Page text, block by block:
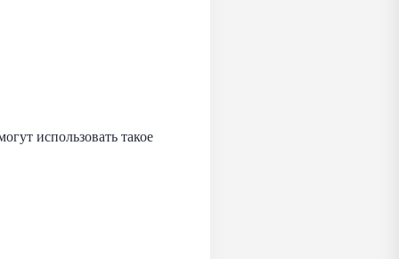
использовать такое